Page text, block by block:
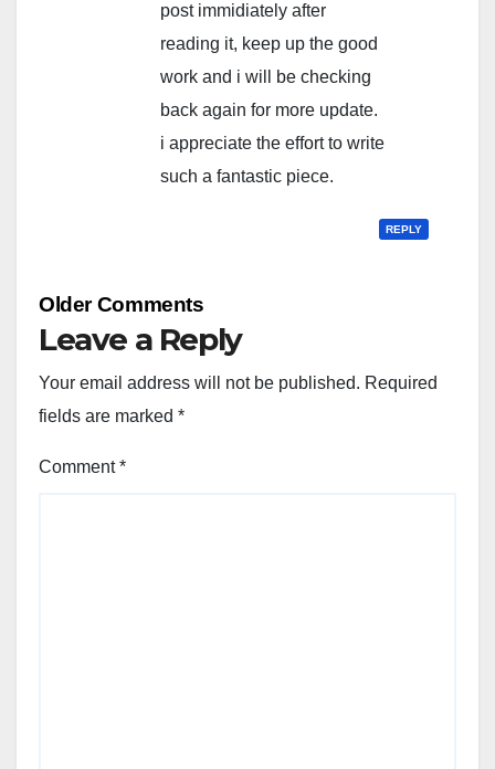
post immidiately after
reading it, keep up the good
work and i will be checking
back again for more update.
i appreciate the effort to write
such a fantastic piece.
REPLY
Comment
Older Comments
Leave a Reply
Your email address will not be published. Required
fields are marked *
Comment*